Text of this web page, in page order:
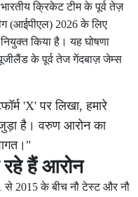
भारतीय क्रिकेट टीम के पूर्व तेज़
(आईपीएल) 2026 के लिए
किया है। यह घोषणा
के पूर्व तेज गेंदबाज़ जेम्स
'X' पर लिखा, हमारे
जुड़ा है। वरुण आरोन का
हैं आरोन
से 2015 के बीच नौ टेस्ट और नौ